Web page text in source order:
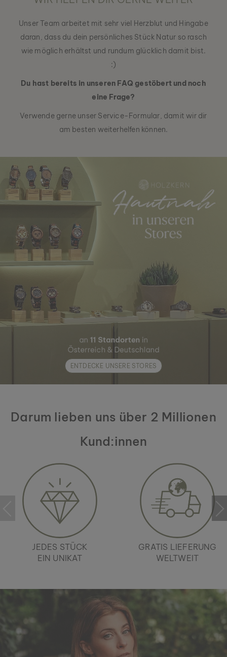
Unser Team arbeitet mit sehr viel Herzblut und Hingabe
daran, dass du dein persönliches Stück Natur so rasch
wie möglich erhältst und rundum glücklich damit bist.
:)
Du hast bereits in unseren FAQ gestöbert und noch
eine Frage?
Verwende gerne unser Service-Formular, damit wir dir
am besten weiterhelfen können.
ENTDECKE UNSERE STORES
Darum lieben uns über 2 Millionen
Kund:innen
JEDES STÜCK
EIN UNIKAT
GRATIS LIEFERUNG
WELTWEIT